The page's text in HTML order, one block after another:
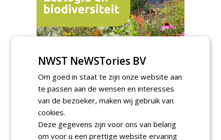
Gemeente Tilburg gunt raamovereenkomst
kap en herplant bomen aan J. van Esch.
vrijdag 7 augustus 2026
Gemeente Tilburg gunt ecologische
verbindingszone Zwaluwenbunders en
boslandschap Rugdijk aan Van Helvoirt
NWST NeWSTories BV
Om goed in staat te zijn onze website aan
te passen aan de wensen en interesses
van de bezoeker, maken wij gebruik van
cookies.
Deze gegevens zijn voor ons van belang
om voor u een prettige website ervaring